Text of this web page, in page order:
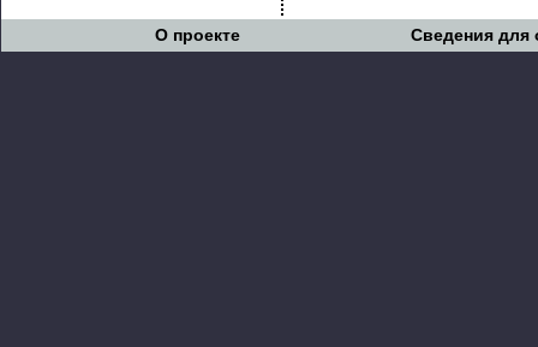
О проекте Сведения для